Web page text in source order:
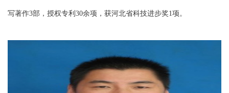
写著作3部，授权专利 30余项，获河北省科技进步奖1项。